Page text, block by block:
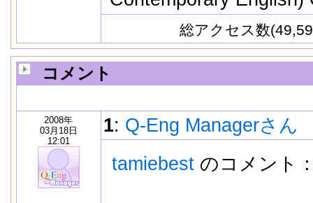
総アクセス数
コメント
2008年
03月18日
12:01
1: Q-Eng Managerさん
tamiebestのコメント